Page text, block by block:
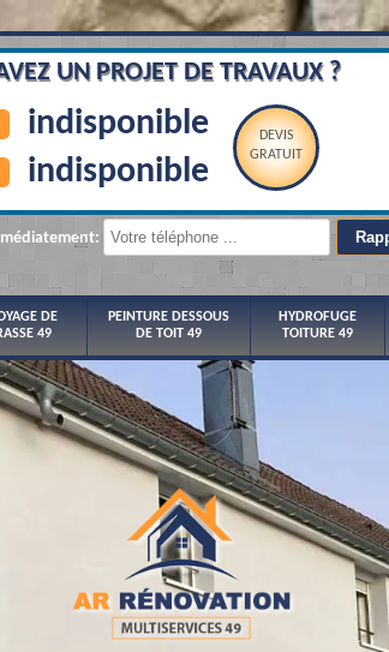
UN PROJET DE TRAVAUX ?
indisponible
indisponible
DEVIS
GRATUIT
DE
49
PEINTURE DESSOUS
DE TOIT 49
HYDROFUGE
TOITURE 49